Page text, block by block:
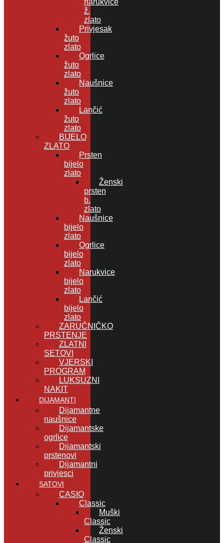
ž.
zlato
Privjesak
žuto
zlato
Ogrlice
žuto
zlato
Naušnice
žuto
zlato
Lančić
žuto
zlato
BIJELO
ZLATO
Prsten
bijelo
zlato
Ženski
prsten
b.
zlato
Naušnice
bijelo
zlato
Ogrlice
bijelo
zlato
Narukvice
bijelo
zlato
Lančić
bijelo
zlato
ZARUČNIČKO
PRSTENJE
ZLATNI
SETOVI
VJERSKI
PROGRAM
LUKSUZNI
NAKIT
DIJAMANTI
Dijamantne
naušnice
Dijamantske
ogrlice
Dijamantski
prstenovi
Dijamantni
privjesci
SATOVI
CASIO
Classic
Muški
Classic
Ženski
Classic